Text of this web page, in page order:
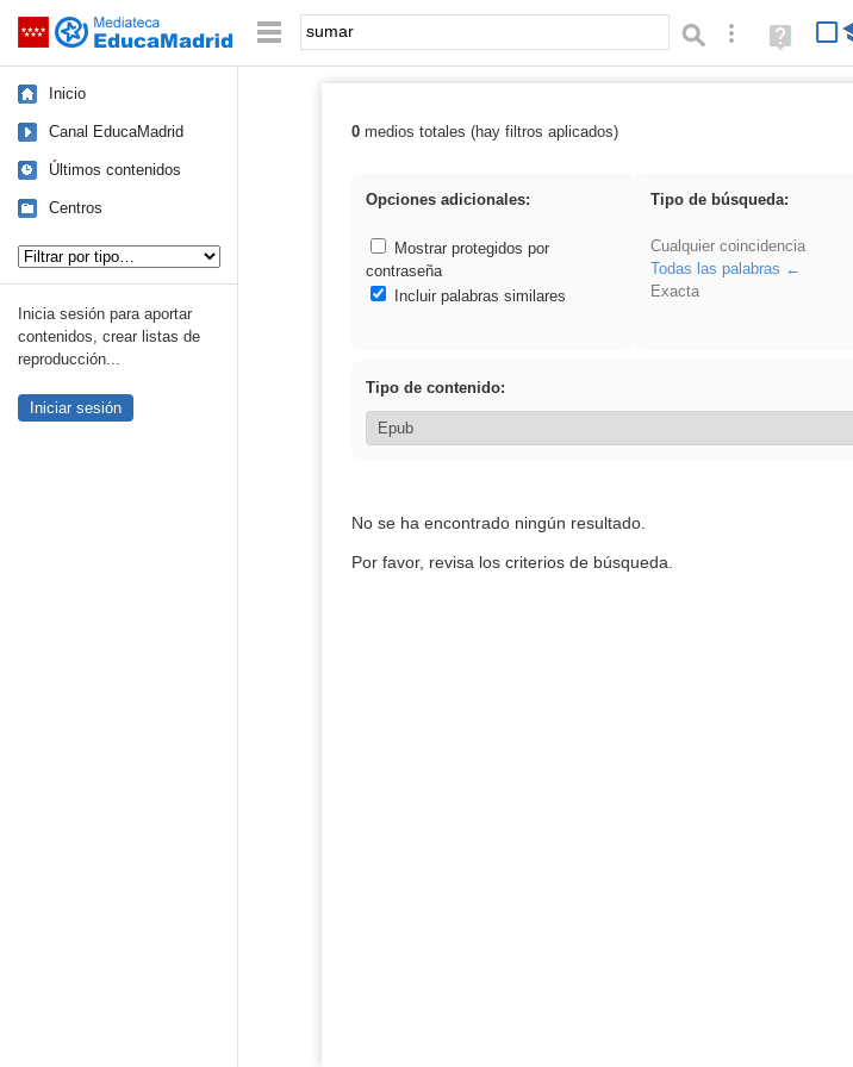
Saltar navegación Palabra o frase: Búsqueda avanzada
Ayuda
(en
Inicio
Canal EducaMadrid
Últimos contenidos
Centros
Inicia sesión para aportar
contenidos, crear listas de
reproducción...
Iniciar sesión
Resultados de: sumar
0medios totales (hay filtros aplicados)
Opciones adicionales:
Mostrar protegidos por
contraseña
Incluir palabras similares
Tipo de búsqueda:
Cualquier coincidencia
Todas las palabras
Exacta
Tipo de contenido:
No se ha encontrado ningún resultado.
Por favor, revisa los criterios de búsqueda.